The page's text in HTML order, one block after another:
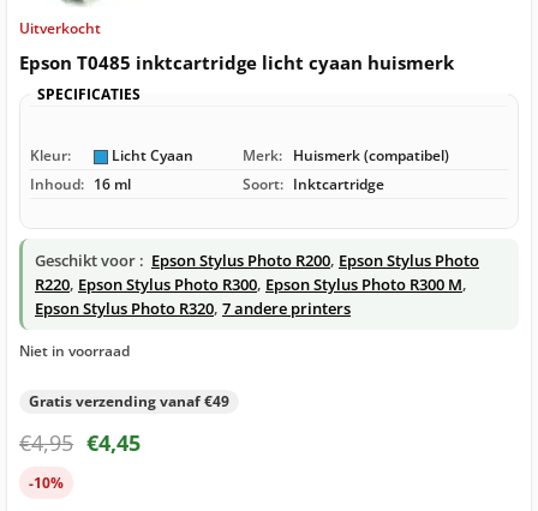
Uitverkocht
Epson T0485 inktcartridge licht cyaan huismerk
SPECIFICATIES
Kleur: Licht Cyaan Merk: Huismerk (compatibel)
Inhoud: 16 ml Soort: Inktcartridge
Geschikt voor : Epson Stylus Photo R200, Epson Stylus Photo
R220, Epson Stylus Photo R300, Epson Stylus Photo R300 M,
Epson Stylus Photo R320, 7 andere printers
Niet in voorraad
Gratis verzending vanaf €49
€4,95 €4,45
-10%